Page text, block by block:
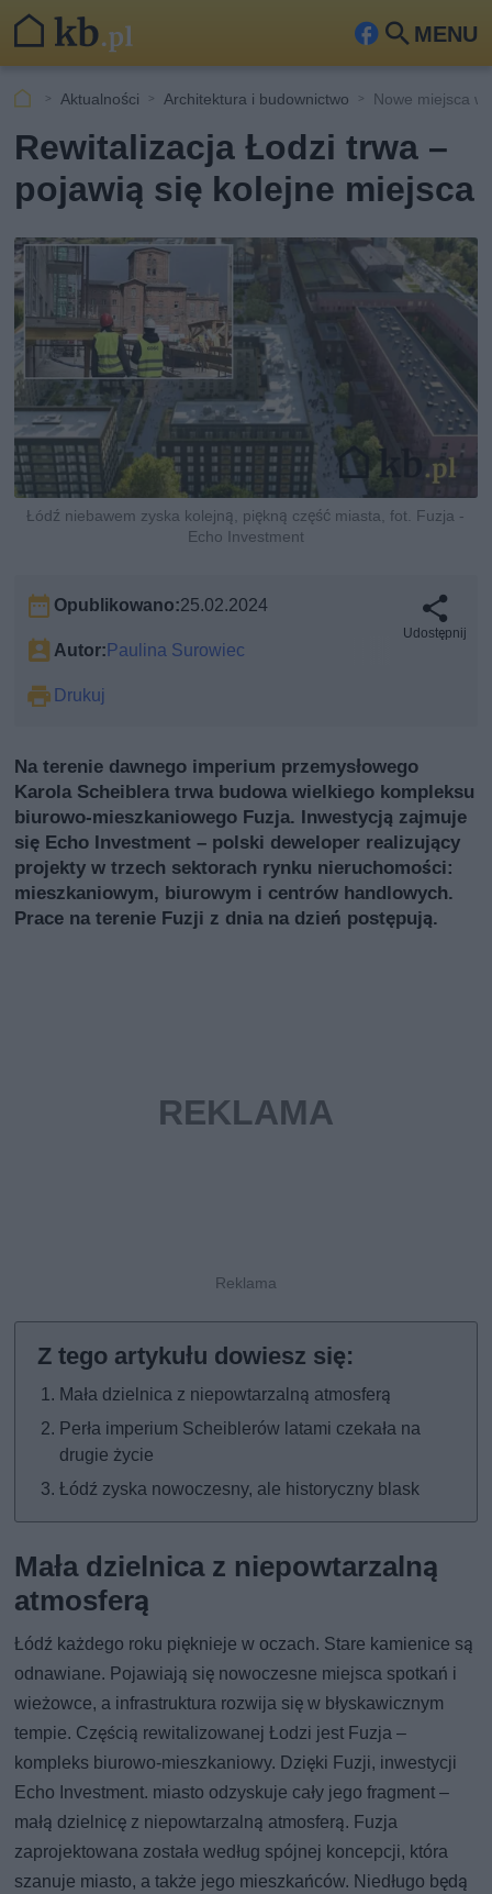
MENU
Fa
ook
Szu
kaj
Aktualności Architektura i budownictwo Nowe miejsca w
Rewitalizacja Łodzi trwa –
pojawią się kolejne miejsca
Łódź niebawem zyska kolejną, piękną część miasta, fot. Fuzja -
Echo Investment
Opublikowano:25.02.2024
Autor:Paulina Surowiec
Drukuj
Udostępnij
Na terenie dawnego imperium przemysłowego
Karola Scheiblera trwa budowa wielkiego kompleksu
biurowo-mieszkaniowego Fuzja. Inwestycją zajmuje
się Echo Investment – polski deweloper realizujący
projekty w trzech sektorach rynku nieruchomości:
mieszkaniowym, biurowym i centrów handlowych.
Prace na terenie Fuzji z dnia na dzień postępują.
Mała dzielnica z niepowtarzalną atmosferą
Perła imperium Scheiblerów latami czekała na
drugie życie
Łódź zyska nowoczesny, ale historyczny blask
Mała dzielnica z niepowtarzalną
atmosferą
Łódź każdego roku pięknieje w oczach. Stare kamienice są
odnawiane. Pojawiają się nowoczesne miejsca spotkań i
wieżowce, a infrastruktura rozwija się w błyskawicznym
tempie. Częścią rewitalizowanej Łodzi jest Fuzja –
kompleks biurowo-mieszkaniowy. Dzięki Fuzji, inwestycji
Echo Investment. miasto odzyskuje cały jego fragment –
małą dzielnicę z niepowtarzalną atmosferą. Fuzja
zaprojektowana została według spójnej koncepcji, która
szanuje miasto, a także jego mieszkańców. Niedługo będą